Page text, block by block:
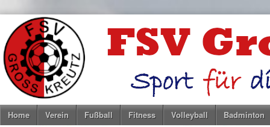
Home Verein Fußball Fitness Volleyball Badminton